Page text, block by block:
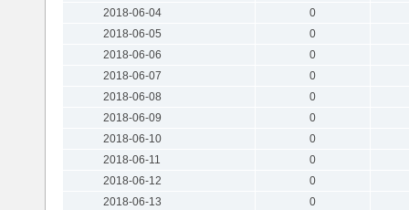
2018-06-04
0
2018-06-05
0
2018-06-06
0
2018-06-07
0
2018-06-08
0
2018-06-09
0
2018-06-10
0
2018-06-11
0
2018-06-12
0
2018-06-13
0